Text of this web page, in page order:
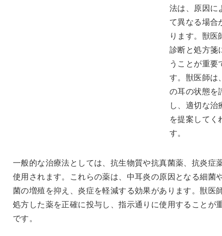
法は、原因に
て異なる場合
ります。獣医
診断と処方箋
うことが重要
す。獣医師は
の耳の状態を
し、適切な治
を提案してく
す。
一般的な治療法としては、抗生物質や抗真菌薬、抗炎症
使用されます。これらの薬は、中耳炎の原因となる細菌
菌の増殖を抑え、炎症を軽減する効果があります。獣医
処方した薬を正確に投与し、指示通りに使用することが
です。